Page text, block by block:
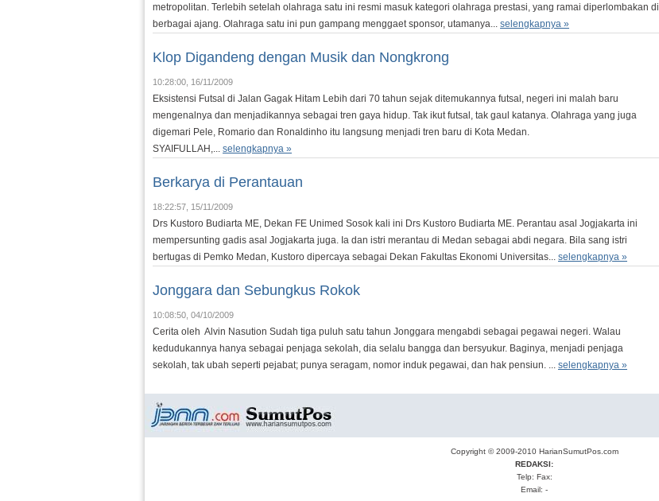
metropolitan. Terlebih setelah olahraga satu ini resmi masuk kategori olahraga prestasi, yang ramai diperlombakan di
berbagai ajang. Olahraga satu ini pun gampang menggaet sponsor, utamanya... selengkapnya »
Klop Digandeng dengan Musik dan Nongkrong
10:28:00, 16/11/2009
Eksistensi Futsal di Jalan Gagak Hitam Lebih dari 70 tahun sejak ditemukannya futsal, negeri ini malah baru
mengenalnya dan menjadikannya sebagai tren gaya hidup. Tak ikut futsal, tak gaul katanya. Olahraga yang juga
digemari Pele, Romario dan Ronaldinho itu langsung menjadi tren baru di Kota Medan.
SYAIFULLAH,... selengkapnya »
Berkarya di Perantauan
18:22:57, 15/11/2009
Drs Kustoro Budiarta ME, Dekan FE Unimed Sosok kali ini Drs Kustoro Budiarta ME. Perantau asal Jogjakarta ini
mempersunting gadis asal Jogjakarta juga. Ia dan istri merantau di Medan sebagai abdi negara. Bila sang istri
bertugas di Pemko Medan, Kustoro dipercaya sebagai Dekan Fakultas Ekonomi Universitas... selengkapnya »
Jonggara dan Sebungkus Rokok
10:08:50, 04/10/2009
Cerita oleh Alvin Nasution Sudah tiga puluh satu tahun Jonggara mengabdi sebagai pegawai negeri. Walau
kedudukannya hanya sebagai penjaga sekolah, dia selalu bangga dan bersyukur. Baginya, menjadi penjaga
sekolah, tak ubah seperti pejabat; punya seragam, nomor induk pegawai, dan hak pensiun. ... selengkapnya »
Copyright © 2009-2010 HarianSumutPos.com
REDAKSI:
Telp: Fax:
Email: -